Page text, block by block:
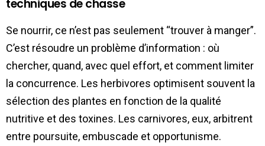
techniques de chasse
Se nourrir, ce n’est pas seulement “trouver à manger”.
C’est résoudre un problème d’information : où
chercher, quand, avec quel effort, et comment limiter
la concurrence. Les herbivores optimisent souvent la
sélection des plantes en fonction de la qualité
nutritive et des toxines. Les carnivores, eux, arbitrent
entre poursuite, embuscade et opportunisme.